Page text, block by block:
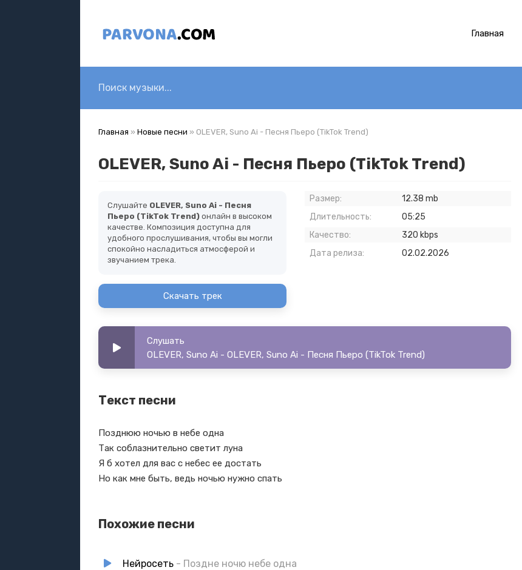
Главная
Главная » Новые песни » OLEVER, Suno Ai - Песня Пьеро (TikTok Trend)
OLEVER, Suno Ai - Песня Пьеро (TikTok Trend)
Слушайте OLEVER, Suno Ai - Песня
Пьеро (TikTok Trend) онлайн в высоком
качестве. Композиция доступна для
удобного прослушивания, чтобы вы могли
спокойно насладиться атмосферой и
звучанием трека.
Скачать трек
Размер:
12.38 mb
Длительность:
05:25
Качество:
320 kbps
Дата релиза:
02.02.2026
Слушать
OLEVER, Suno Ai - OLEVER, Suno Ai - Песня Пьеро (TikTok Trend)
Текст песни
Позднюю ночью в небе одна
Так соблазнительно светит луна
Я б хотел для вас с небес ее достать
Но как мне быть, ведь ночью нужно спать
Похожие песни
Нейросеть - Поздне ночю небе одна